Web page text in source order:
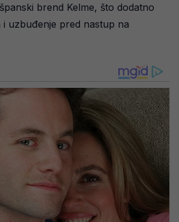
brend Kelme, što dodatno
i uzbuđenje pred nastup na